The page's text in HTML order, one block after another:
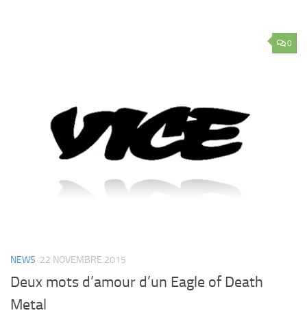
0
NEWS 22 NOVEMBRE 2015
Deux mots d’amour d’un Eagle of Death
Metal